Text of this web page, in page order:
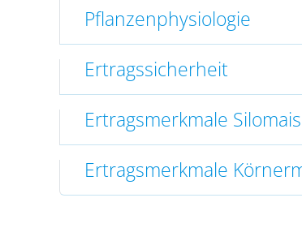
Pflanzenphysiologie
Ertragssicherheit
Ertragsmerkmale Silomais
Ertragsmerkmale